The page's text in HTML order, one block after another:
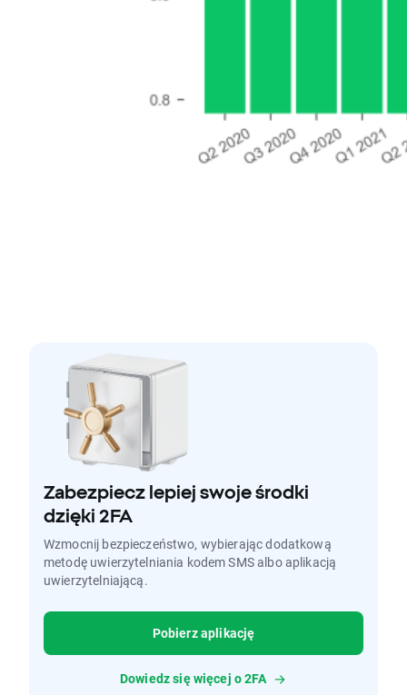
Zabezpiecz lepiej swoje środki
dzięki 2FA
Wzmocnij bezpieczeństwo, wybierając dodatkową
metodę uwierzytelniania kodem SMS albo aplikacją
uwierzytelniającą.
Pobierz aplikację
Dowiedz się więcej o 2FA